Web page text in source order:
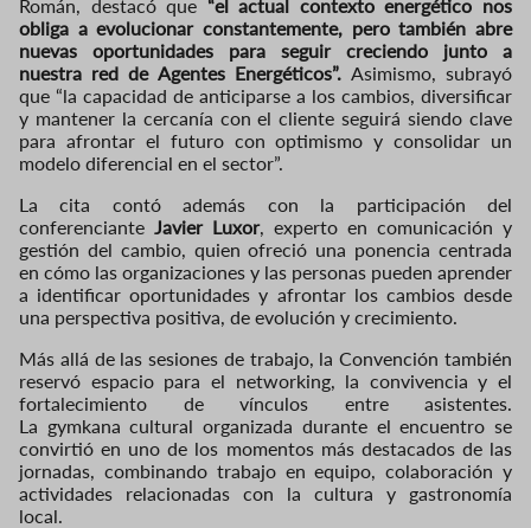
Román, destacó que “el actual contexto energético nos
obliga a evolucionar constantemente, pero también abre
nuevas oportunidades para seguir creciendo junto a
nuestra red de Agentes Energéticos”. Asimismo, subrayó
que “la capacidad de anticiparse a los cambios, diversificar
y mantener la cercanía con el cliente seguirá siendo clave
para afrontar el futuro con optimismo y consolidar un
modelo diferencial en el sector”.
La cita contó además con la participación del
conferenciante Javier Luxor, experto en comunicación y
gestión del cambio, quien ofreció una ponencia centrada
en cómo las organizaciones y las personas pueden aprender
a identificar oportunidades y afrontar los cambios desde
una perspectiva positiva, de evolución y crecimiento.
Más allá de las sesiones de trabajo, la Convención también
reservó espacio para el networking, la convivencia y el
fortalecimiento de vínculos entre asistentes.
La gymkana cultural organizada durante el encuentro se
convirtió en uno de los momentos más destacados de las
jornadas, combinando trabajo en equipo, colaboración y
actividades relacionadas con la cultura y gastronomía
local.